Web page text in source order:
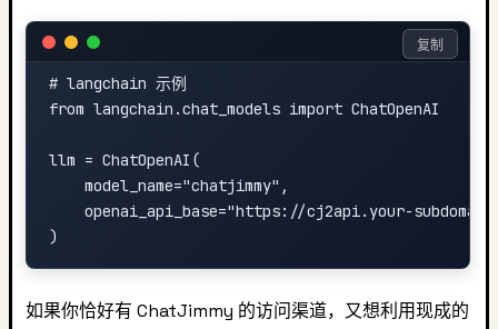
# langchain 示例
from langchain.chat_models import ChatOpenAI
llm = ChatOpenAI(
    model_name="chatjimmy",
openai_api_base="https://cj2api.your-
复制
如果你恰好有 ChatJimmy 的访问渠道，又想利用现成的